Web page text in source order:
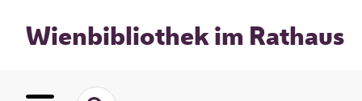
Wienbibliothek im Rathaus